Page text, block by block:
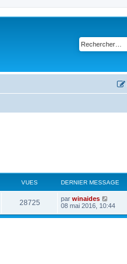
VUES DERNIER MESSAGE
28725 par winaides
08 mai 2016, 10:44